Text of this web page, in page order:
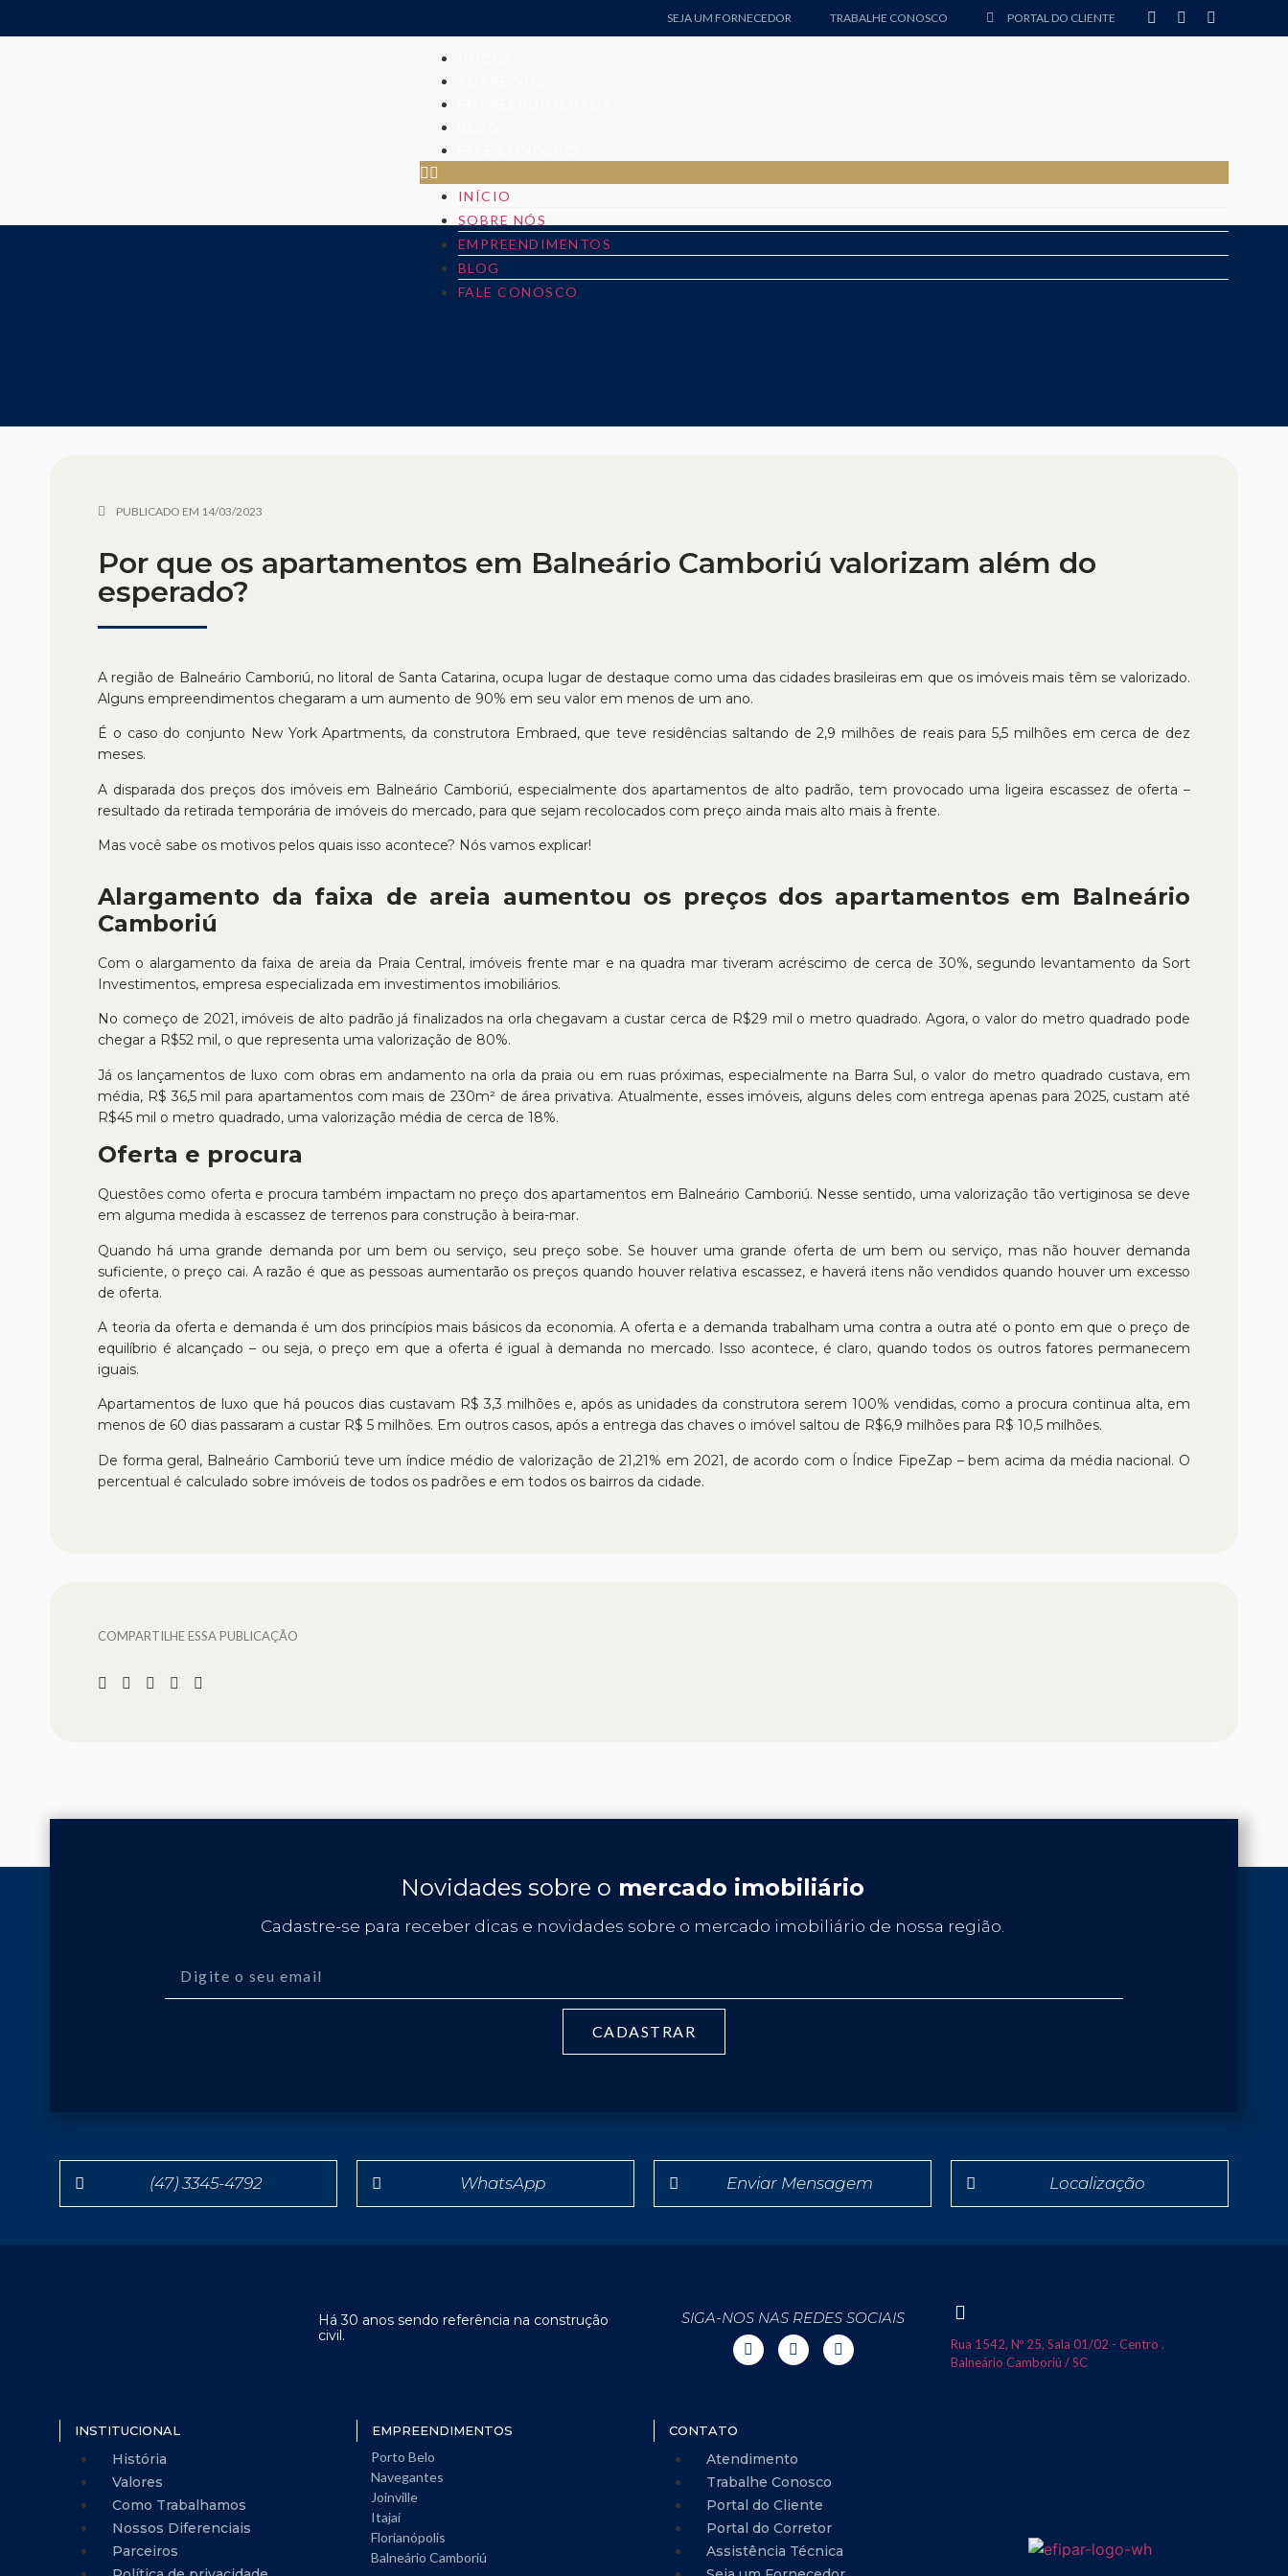
SEJA UM FORNECEDOR TRABALHE CONOSCO PORTAL DO CLIENTE
INÍCIO
SOBRE NÓS
EMPREENDIMENTOS
BLOG
FALE CONOSCO
PUBLICADO EM 14/03/2023
Por que os apartamentos em Balneário Camboriú valorizam além do
esperado?
A região de Balneário Camboriú, no litoral de Santa Catarina, ocupa lugar de destaque como uma das cidades brasileiras em que os imóveis mais têm se valorizado.
Alguns empreendimentos chegaram a um aumento de 90% em seu valor em menos de um ano.
É o caso do conjunto New York Apartments, da construtora Embraed, que teve residências saltando de 2,9 milhões de reais para 5,5 milhões em cerca de dez
meses.
A disparada dos preços dos imóveis em Balneário Camboriú, especialmente dos apartamentos de alto padrão, tem provocado uma ligeira escassez de oferta –
resultado da retirada temporária de imóveis do mercado, para que sejam recolocados com preço ainda mais alto mais à frente.
Mas você sabe os motivos pelos quais isso acontece? Nós vamos explicar!
Alargamento da faixa de areia aumentou os preços dos apartamentos em Balneário
Camboriú
Com o alargamento da faixa de areia da Praia Central, imóveis frente mar e na quadra mar tiveram acréscimo de cerca de 30%, segundo levantamento da Sort
Investimentos, empresa especializada em investimentos imobiliários.
No começo de 2021, imóveis de alto padrão já finalizados na orla chegavam a custar cerca de R$29 mil o metro quadrado. Agora, o valor do metro quadrado pode
chegar a R$52 mil, o que representa uma valorização de 80%.
Já os lançamentos de luxo com obras em andamento na orla da praia ou em ruas próximas, especialmente na Barra Sul, o valor do metro quadrado custava, em
média, R$ 36,5 mil para apartamentos com mais de 230m² de área privativa. Atualmente, esses imóveis, alguns deles com entrega apenas para 2025, custam até
R$45 mil o metro quadrado, uma valorização média de cerca de 18%.
Oferta e procura
Questões como oferta e procura também impactam no preço dos apartamentos em Balneário Camboriú. Nesse sentido, uma valorização tão vertiginosa se deve
em alguma medida à escassez de terrenos para construção à beira-mar.
Quando há uma grande demanda por um bem ou serviço, seu preço sobe. Se houver uma grande oferta de um bem ou serviço, mas não houver demanda
suficiente, o preço cai. A razão é que as pessoas aumentarão os preços quando houver relativa escassez, e haverá itens não vendidos quando houver um excesso
de oferta.
A teoria da oferta e demanda é um dos princípios mais básicos da economia. A oferta e a demanda trabalham uma contra a outra até o ponto em que o preço de
equilíbrio é alcançado – ou seja, o preço em que a oferta é igual à demanda no mercado. Isso acontece, é claro, quando todos os outros fatores permanecem
iguais.
Apartamentos de luxo que há poucos dias custavam R$ 3,3 milhões e, após as unidades da construtora serem 100% vendidas, como a procura continua alta, em
menos de 60 dias passaram a custar R$ 5 milhões. Em outros casos, após a entrega das chaves o imóvel saltou de R$6,9 milhões para R$ 10,5 milhões.
De forma geral, Balneário Camboriú teve um índice médio de valorização de 21,21% em 2021, de acordo com o Índice FipeZap – bem acima da média nacional. O
percentual é calculado sobre imóveis de todos os padrões e em todos os bairros da cidade.
COMPARTILHE ESSA PUBLICAÇÃO
Novidades sobre o mercado imobiliário
Cadastre-se para receber dicas e novidades sobre o mercado imobiliário de nossa região.
CADASTRAR
(47) 3345-4792 WhatsApp Enviar Mensagem Localização
Há 30 anos sendo referência na construção
civil.
SIGA-NOS NAS REDES SOCIAIS
Rua 1542, Nº 25, Sala 01/02 - Centro .
Balneário Camboriú / SC
INSTITUCIONAL
História
Valores
Como Trabalhamos
Nossos Diferenciais
Parceiros
EMPREENDIMENTOS
Porto Belo
Navegantes
Joinville
Itajaí
Florianópolis
Balneário Camboriú
CONTATO
Atendimento
Trabalhe Conosco
Portal do Cliente
Portal do Corretor
Assistência Técnica